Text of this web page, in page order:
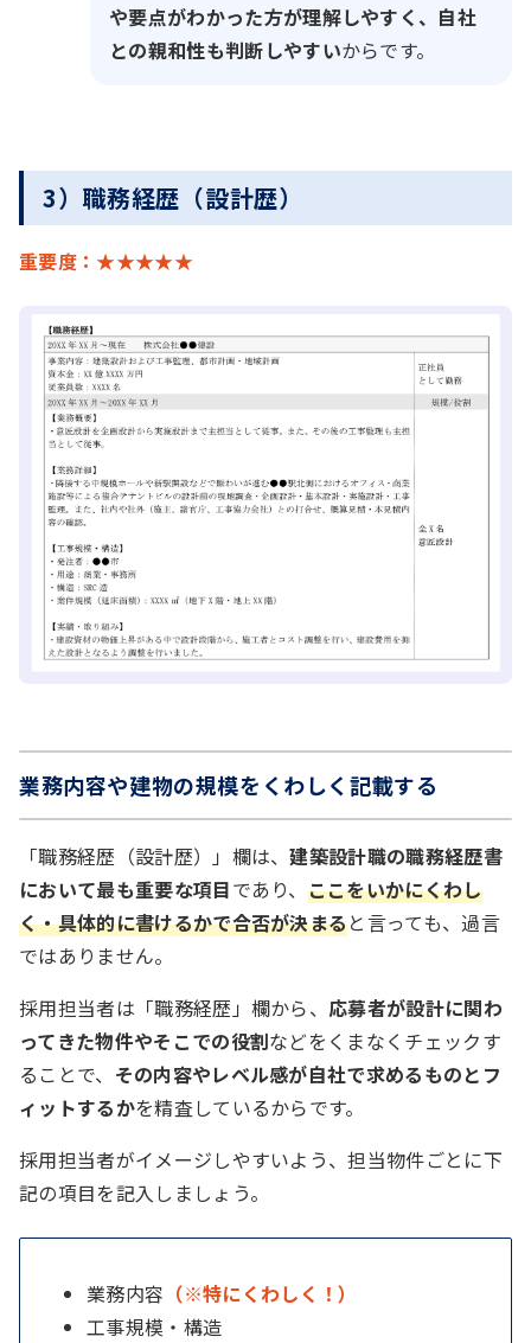
や要点がわかった方が理解しやすく、自社
との親和性も判断しやすいからです。
3）職務経歴（設計歴）
重要度：★★★★★
業務内容や建物の規模をくわしく記載する
「職務経歴（設計歴）」欄は、建築設計職の職務経歴書
において最も重要な項目であり、 ここをいかにくわし
く・具体的に書けるかで合否が決まると言っても、過言
ではありません。
採用担当者は「職務経歴」欄から、 応募者が設計に関わ
ってきた物件やそこでの役割などをくまなくチェックす
ることで、 その内容やレベル感が自社で求めるものとフ
ィットするかを精査しているからです。
採用担当者がイメージしやすいよう、担当物件ごとに下
記の項目を記入しましょう。
業務内容 （※特にくわしく！）
工事規模・構造